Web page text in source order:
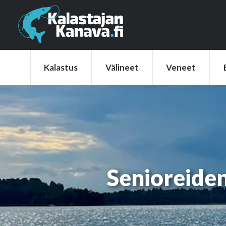
Kalastus Välineet Veneet
Kalastus Välineet